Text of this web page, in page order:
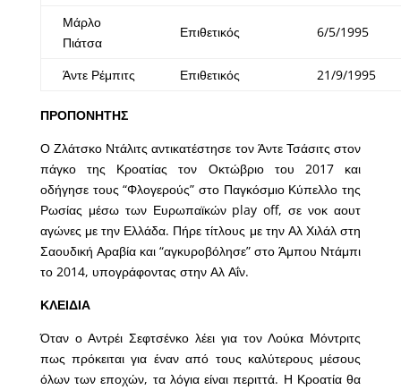
Μάρλο
Πιάτσα
Επιθετικός 6/5/1995
Άντε Ρέμπιτς Επιθετικός 21/9/1995
ΠΡΟΠΟΝΗΤΗΣ
Ο Ζλάτσκο Ντάλιτς αντικατέστησε τον Άντε Τσάσιτς στον
πάγκο της Κροατίας τον Οκτώβριο του 2017 και
οδήγησε τους “Φλογερούς” στο Παγκόσμιο Κύπελλο της
Ρωσίας μέσω των Ευρωπαϊκών play off, σε νοκ αουτ
αγώνες με την Ελλάδα. Πήρε τίτλους με την Αλ Χιλάλ στη
Σαουδική Αραβία και “αγκυροβόλησε” στο Άμπου Ντάμπι
το 2014, υπογράφοντας στην Αλ Αΐν.
ΚΛΕΙΔΙΑ
Όταν ο Αντρέι Σεφτσένκο λέει για τον Λούκα Μόντριτς
πως πρόκειται για έναν από τους καλύτερους μέσους
όλων των εποχών, τα λόγια είναι περιττά. Η Κροατία θα